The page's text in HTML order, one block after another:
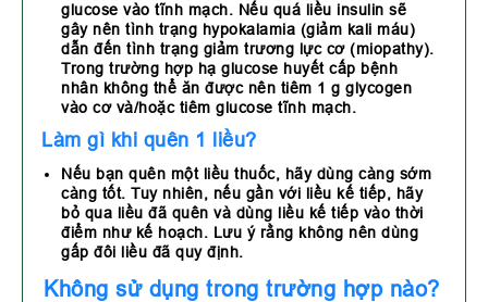
glucose vào tĩnh mạch. Nếu quá liều insulin sẽ
gây nên tình trạng hypokalamia (giảm kali máu)
dẫn đến tình trạng giảm trương lực cơ (miopathy).
Trong trường hợp hạ glucose huyết cấp bệnh
nhân không thể ăn được nên tiêm 1 g glycogen
vào cơ và/hoặc tiêm glucose tĩnh mạch.
Làm gì khi quên 1 liều?
Nếu bạn quên một liều thuốc, hãy dùng càng sớm
càng tốt. Tuy nhiên, nếu gần với liều kế tiếp, hãy
bỏ qua liều đã quên và dùng liều kế tiếp vào thời
điểm như kế hoạch. Lưu ý rằng không nên dùng
gấp đôi liều đã quy định.
Không sử dụng trong trường hợp nào?